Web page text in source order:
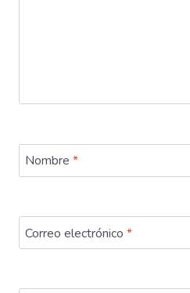
Nombre *
Correo electrónico *